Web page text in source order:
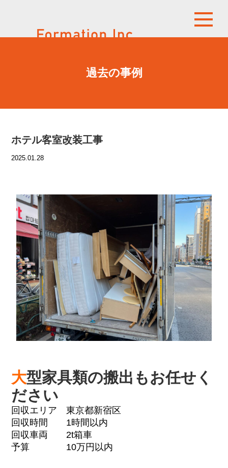
過去の事例
ホテル客室改装工事
2025.01.28
大型家具類の搬出もお任せく
ださい
回収エリア 東京都新宿区
回収時間 1時間以内
回収車両 2t箱車
予算 10万円以内